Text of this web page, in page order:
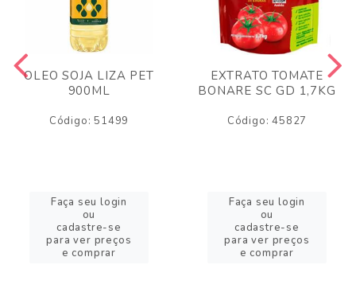
OLEO SOJA LIZA PET
900ML
Código: 51499
Faça seu login
ou
cadastre-se
para ver preços
e comprar
EXTRATO TOMATE
BONARE SC GD 1,7KG
Código: 45827
Faça seu login
ou
cadastre-se
para ver preços
e comprar